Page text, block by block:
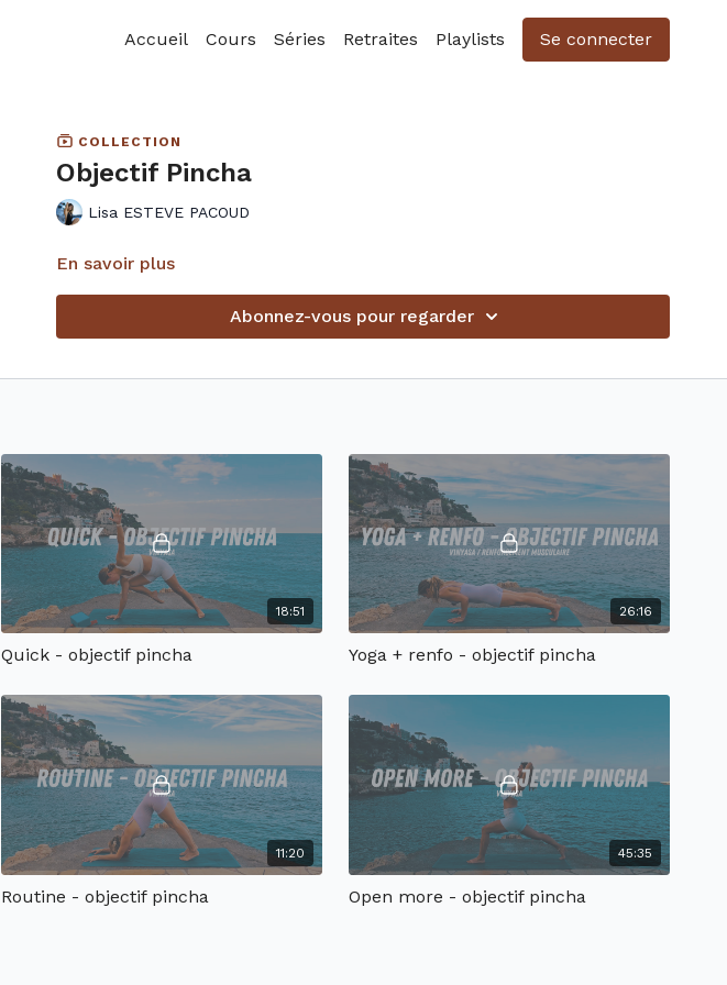
Accueil Cours Séries Retraites Playlists Se connecter
COLLECTION
Objectif Pincha
Lisa ESTEVE PACOUD
En savoir plus
Abonnez-vous pour regarder
18:51
Quick - objectif pincha
26:16
Yoga + renfo - objectif pincha
11:20
Routine - objectif pincha
45:35
Open more - objectif pincha